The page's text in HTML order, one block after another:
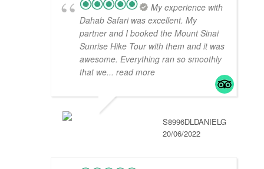
My experience with
Dahab Safari was excellent. My
partner and I booked the Mount Sinai
Sunrise Hike Tour with them and it was
awesome. Everything ran so smoothly
that we... read more
S8996DLDANIELG
20/06/2022